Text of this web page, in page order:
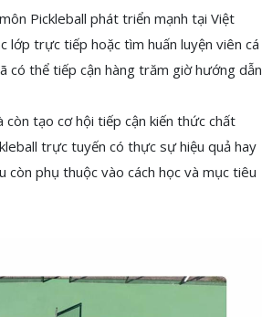
Pickleball phát triển mạnh tại Việt
lớp trực tiếp hoặc tìm huấn luyện viên cá
có thể tiếp cận hàng trăm giờ hướng dẫn
tạo cơ hội tiếp cận kiến thức chất
trực tuyến có thực sự hiệu quả hay
còn phụ thuộc vào cách học và mục tiêu